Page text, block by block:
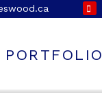
PORTFOLIO